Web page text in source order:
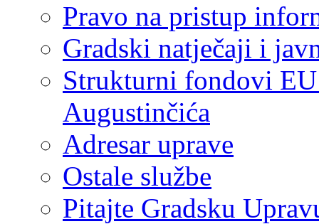
Pravo na pristup
Gradski natječaji i
Strukturni fondovi
Augustinčića
Adresar uprave
Ostale službe
Pitajte Gradsku